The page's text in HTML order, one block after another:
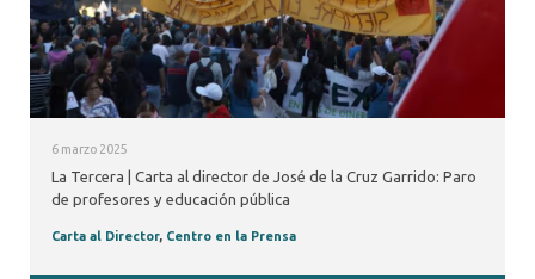
6 marzo 2025
La Tercera | Carta al director de José de la Cruz Garrido: Paro
de profesores y educación pública
Carta al Director, Centro en la Prensa